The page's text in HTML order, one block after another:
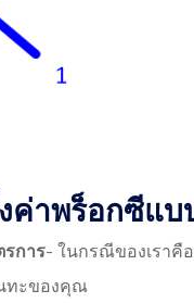
ค่าพร็อกซีแบ
รการ- ในกรณีของเราคือ
ทะของคุณ